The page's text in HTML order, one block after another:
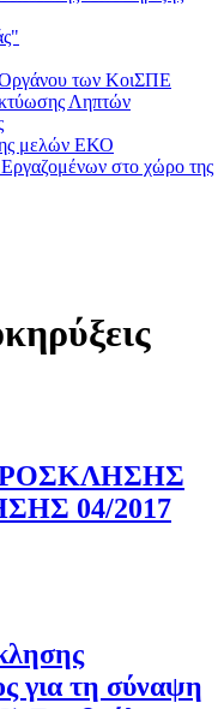
των ΚοιΣΠΕ
Ληπτών
μελών ΕΚΟ
στο χώρο της
04/2017
για τη σύναψη